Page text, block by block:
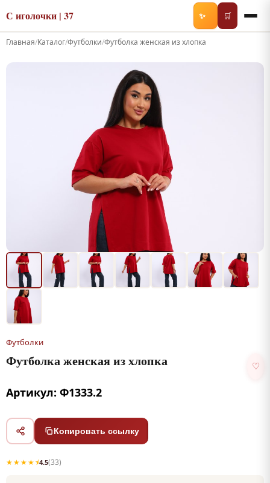
С иголочки | 37 ✨ 🛒
Главная/Каталог/Футболки/Футболка женская из хлопка
Футболки
Футболка женская из хлопка ♡
Артикул: Ф1333.2
Копировать ссылку
★★★★⯨4.5(33)